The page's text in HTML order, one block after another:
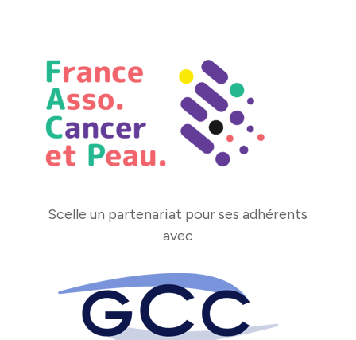
Scelle un partenariat pour ses adhérents
avec